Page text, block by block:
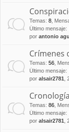
Temas: 8
Último mensaje:
por antonio
Crímenes
Temas: 56
Último mensaje:
por alsair2781
Cronología
Temas: 86
Último mensaje:
por alsair2781